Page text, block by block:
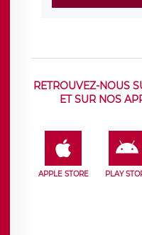
RETROUVEZ-NOUS
ET SUR NOS
APPLE STORE PLAY